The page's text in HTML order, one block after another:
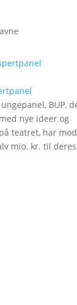
BUP,
nye ideer og
teatret, har
mio. kr. til deres